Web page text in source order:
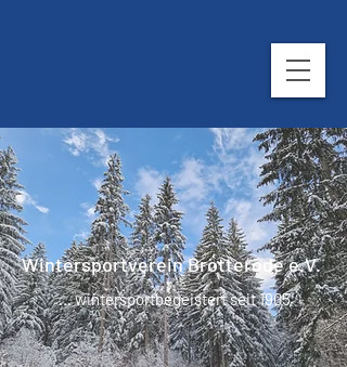
Wintersportverein Brotterode e.V.
... wintersportbegeistert seit 1905